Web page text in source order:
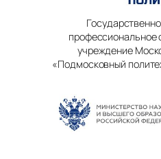
профессиональное
учреждение
«Подмосковный